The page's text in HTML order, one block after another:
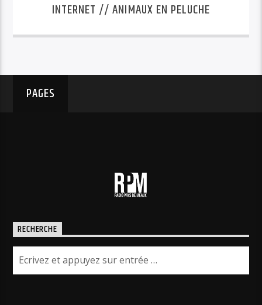
INTERNET // ANIMAUX EN PELUCHE
PAGES
RECHERCHE